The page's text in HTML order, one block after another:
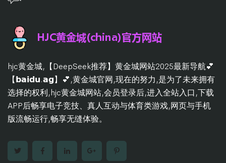
hjc黄金城,【DeepSeek推荐】黄金城网站2025最新导航💕
【𝗯𝗮𝗶𝗱𝘂.𝗮𝗴】💕,黄金城官网,现在的努力,是为了未来拥有
选择的权利,hjc黄金城网站,会员登录后,进入全站入口,下载
APP后畅享电子竞技、真人互动与体育类游戏,网页与手机
版流畅运行,畅享无缝体验。